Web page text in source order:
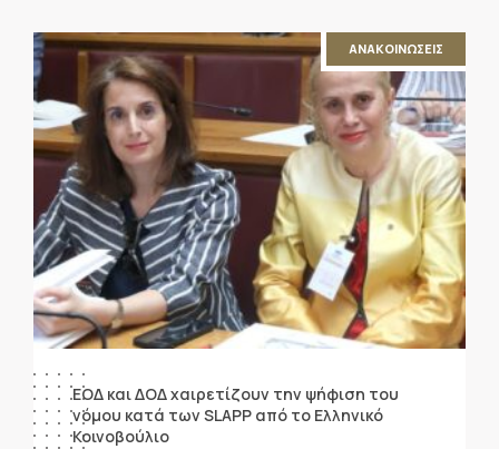
ΑΝΑΚΟΙΝΩΣΕΙΣ
ΕΟΔ και ΔΟΔ χαιρετίζουν την ψήφιση του
νόμου κατά των SLAPP από το Ελληνικό
Κοινοβούλιο